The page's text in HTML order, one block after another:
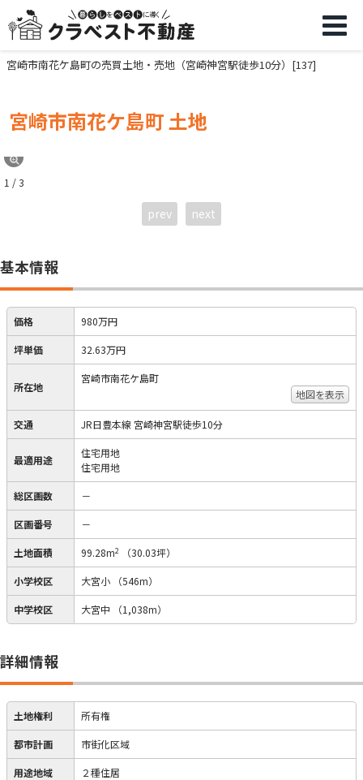
宮崎市南花ケ島町の売買土地・売地（宮崎神宮駅徒歩10分）[137]
宮崎市南花ケ島町 土地
1 / 3
prev next
基本情報
価格 980万円
坪単価 32.63万円
所在地
宮崎市南花ケ島町
地図を表示
交通 JR日豊本線 宮崎神宮駅徒歩10分
最適用途
住宅用地
住宅用地
総区画数 －
区画番号 －
土地面積 99.28m2 （30.03坪）
小学校区 大宮小 （546m）
中学校区 大宮中 （1,038m）
詳細情報
土地権利 所有権
都市計画 市街化区域
用途地域 ２種住居